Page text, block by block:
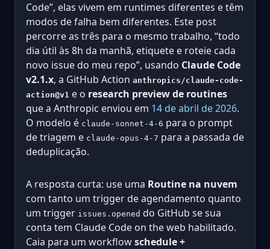
Code”, elas vivem em runtimes diferentes e têm
modos de falha bem diferentes. Este post
percorre as três para o mesmo trabalho, “todo
dia útil às 8h da manhã, etiquete e roteie cada
novo issue do meu repo”, usando Claude Code
v2.1.x, a GitHub Action anthropics/claude-code-
action@v1 e o research preview de routines
que a Anthropic enviou em 14 de abril de 2026.
O modelo é claude-sonnet-4-6 para o prompt
de triagem e claude-opus-4-7 para a passada de
deduplicação.
A resposta curta: use uma Routine na nuvem
com tanto um trigger de agendamento quanto
um trigger issues.opened do GitHub se sua
conta tem Claude Code on the web habilitado.
Caia para um workflowschedule +